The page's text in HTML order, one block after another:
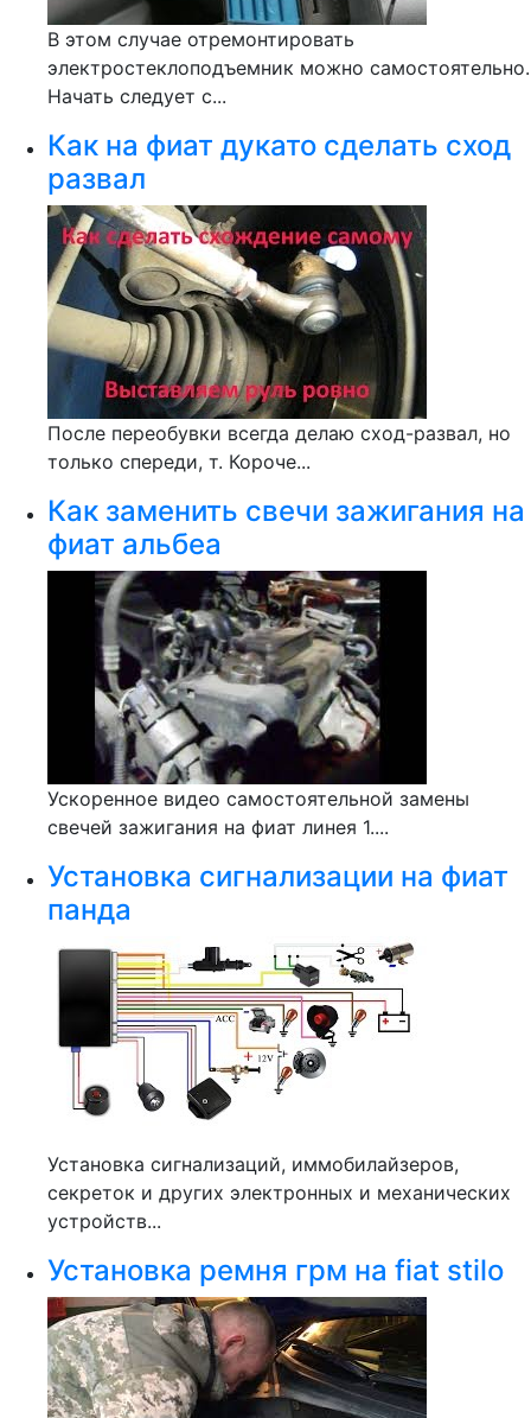
В этом случае отремонтировать
электростеклоподъемник можно самостоятельно.
Начать следует с...
Как на фиат дукато сделать сход
развал
После переобувки всегда делаю сход-развал, но
только спереди, т. Короче...
Как заменить свечи зажигания на
фиат альбеа
Ускоренное видео самостоятельной замены
свечей зажигания на фиат линея 1....
Установка сигнализации на фиат
панда
Установка сигнализаций, иммобилайзеров,
секреток и других электронных и механических
устройств...
Установка ремня грм на fiat stilo